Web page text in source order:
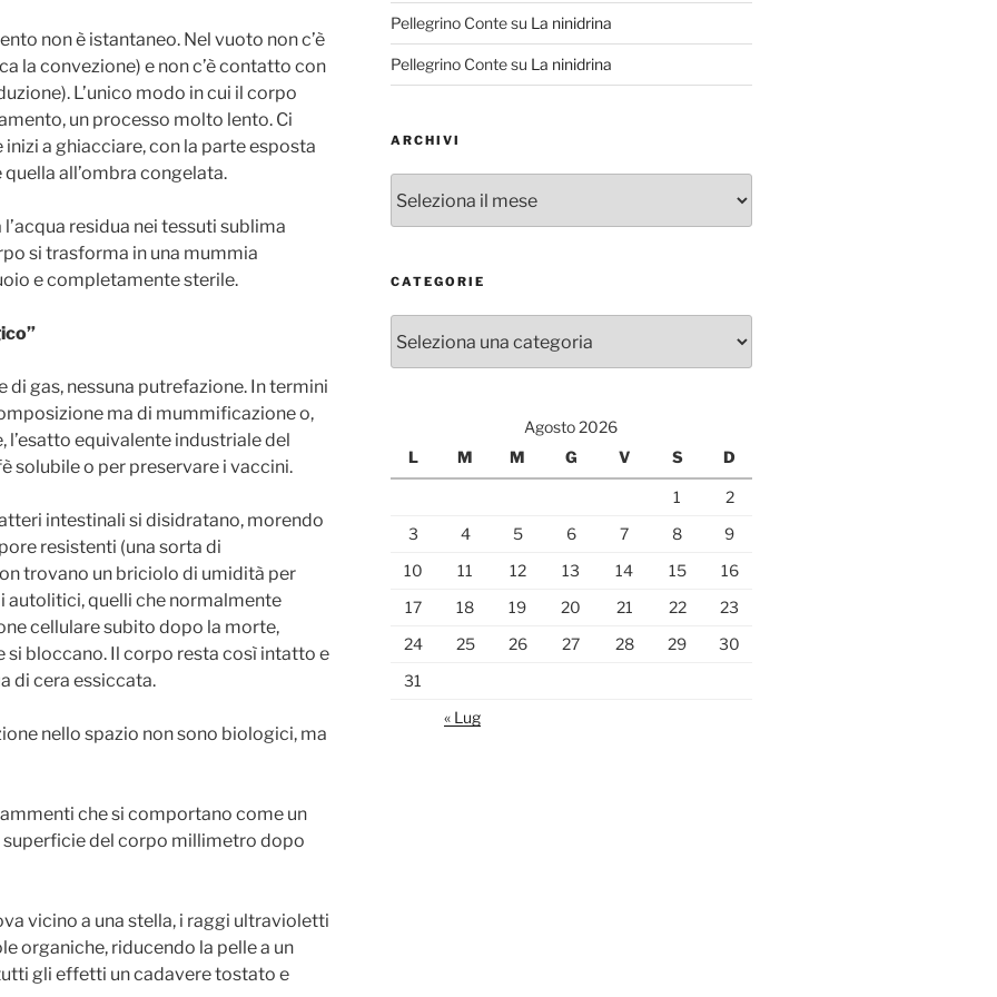
non è istantaneo. Nel vuoto non c’è
la convezione) e non c’è contatto con
L’unico modo in cui il corpo
un processo molto lento. Ci
a ghiacciare, con la parte esposta
all’ombra congelata.
l’acqua residua nei tessuti sublima
si trasforma in una mummia
e completamente sterile.
gas, nessuna putrefazione. In termini
ma di mummificazione o,
equivalente industriale del
solubile o per preservare i vaccini.
intestinali si disidratano, morendo
resistenti (una sorta di
trovano un briciolo di umidità per
autolitici, quelli che normalmente
cellulare subito dopo la morte,
si bloccano. Il corpo resta così intatto e
di cera essiccata.
nello spazio non sono biologici, ma
che si comportano come un
del corpo millimetro dopo
vicino a una stella, i raggi ultravioletti
organiche, riducendo la pelle a un
gli effetti un cadavere tostato e
Pellegrino Contesu La ninidrina
Pellegrino Contesu La ninidrina
ARCHIVI
CATEGORIE
Agosto 2026
L
M M G V S D
1
2
3
4 5 6 7 8
9
10
11 12 13 14 15
16
17
18 19 20 21 22
23
24
25 26 27 28 29
30
31
« Lug